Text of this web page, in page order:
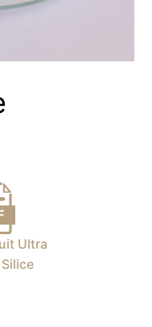
Ultra